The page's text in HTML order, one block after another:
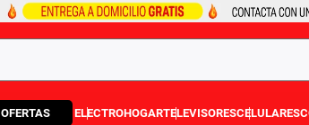
OFERTAS ELECTROHOGARTELEVISORESCELULARES